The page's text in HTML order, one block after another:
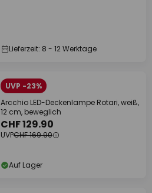
Lieferzeit: 8 - 12 Werktage
UVP -23%
Arcchio LED-Deckenlampe Rotari, weiß,
12 cm, beweglich
CHF 129.90
UVPCHF 169.90
Auf Lager